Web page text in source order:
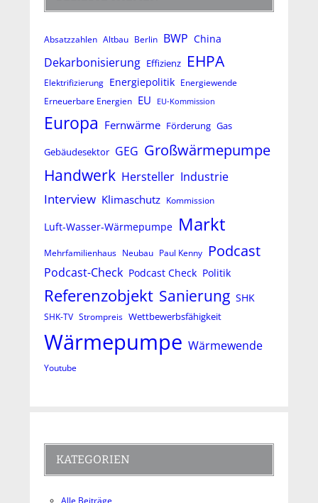
Absatzzahlen Altbau Berlin BWP China
Dekarbonisierung Effizienz EHPA
Elektrifizierung Energiepolitik Energiewende
Erneuerbare Energien EU EU-Kommission
Europa Fernwärme Förderung Gas
Gebäudesektor GEG Großwärmepumpe
Handwerk Hersteller Industrie
Interview Klimaschutz Kommission
Luft-Wasser-Wärmepumpe Markt
Mehrfamilienhaus Neubau Paul Kenny Podcast
Podcast-Check Podcast Check Politik
Referenzobjekt Sanierung SHK
SHK-TV Strompreis Wettbewerbsfähigkeit
Wärmepumpe Wärmewende
Youtube
KATEGORIEN